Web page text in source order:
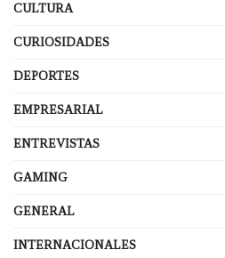
CULTURA
CURIOSIDADES
DEPORTES
EMPRESARIAL
ENTREVISTAS
GAMING
GENERAL
INTERNACIONALES